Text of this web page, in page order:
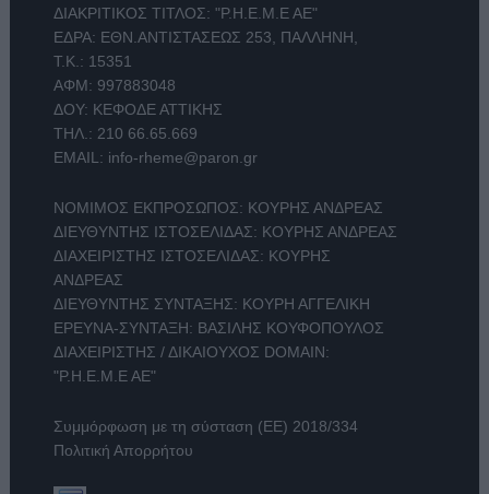
ΔΙΑΚΡΙΤΙΚΟΣ ΤΙΤΛΟΣ: "Ρ.Η.Ε.Μ.Ε ΑΕ"
ΕΔΡΑ: ΕΘΝ.ΑΝΤΙΣΤΑΣΕΩΣ 253, ΠΑΛΛΗΝΗ,
Τ.Κ.: 15351
ΑΦΜ: 997883048
ΔΟΥ: ΚΕΦΟΔΕ ΑΤΤΙΚΗΣ
ΤΗΛ.: 210 66.65.669
EMAIL: info-rheme@paron.gr
ΝΟΜΙΜΟΣ ΕΚΠΡΟΣΩΠΟΣ: ΚΟΥΡΗΣ ΑΝΔΡΕΑΣ
ΔΙΕΥΘΥΝΤΗΣ ΙΣΤΟΣΕΛΙΔΑΣ: ΚΟΥΡΗΣ ΑΝΔΡΕΑΣ
ΔΙΑΧΕΙΡΙΣΤΗΣ ΙΣΤΟΣΕΛΙΔΑΣ: ΚΟΥΡΗΣ
ΑΝΔΡΕΑΣ
ΔΙΕΥΘΥΝΤΗΣ ΣΥΝΤΑΞΗΣ: ΚΟΥΡΗ ΑΓΓΕΛΙΚΗ
ΕΡΕΥΝΑ-ΣΥΝΤΑΞΗ: ΒΑΣΙΛΗΣ ΚΟΥΦΟΠΟΥΛΟΣ
ΔΙΑΧΕΙΡΙΣΤΗΣ / ΔΙΚΑΙΟΥΧΟΣ DOMAIN:
"Ρ.Η.Ε.Μ.Ε ΑΕ"
Συμμόρφωση με τη σύσταση (ΕΕ) 2018/334
Πολιτική Απορρήτου